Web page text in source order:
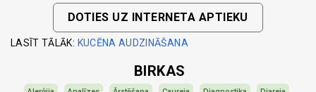
DOTIES UZ INTERNETA APTIEKU
LASĪT TĀLĀK: KUCĒNA AUDZINĀŠANA
BIRKAS